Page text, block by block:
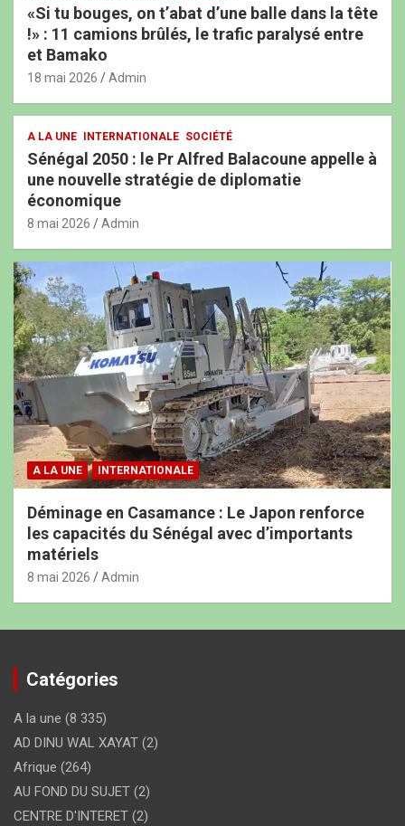
«Si tu bouges, on t’abat d’une balle dans la tête
!» : 11 camions brûlés, le trafic paralysé entre
et Bamako
18 mai 2026 Admin
A LA UNE INTERNATIONALE SOCIÉTÉ
Sénégal 2050 : le Pr Alfred Balacoune appelle à
une nouvelle stratégie de diplomatie
économique
8 mai 2026 Admin
A LA UNE INTERNATIONALE
Déminage en Casamance : Le Japon renforce
les capacités du Sénégal avec d’importants
matériels
8 mai 2026 Admin
Catégories
A la une (8 335)
AD DINU WAL XAYAT (2)
Afrique (264)
AU FOND DU SUJET (2)
CENTRE D'INTERET (2)